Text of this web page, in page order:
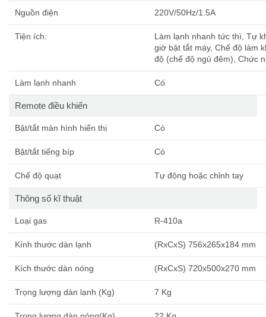
Nguồn điện 220V/50Hz/1.5A
Tiện ích:
Làm lạnh nhanh tức thì, Tự
giờ bật tắt máy, Chế độ làm
độ (chế độ ngủ đêm), Chức
Làm lạnh nhanh Có
Remote điều khiển
Bật/tắt màn hình hiển thị Có
Bật/tắt tiếng bíp Có
Chế độ quạt Tự động hoặc chỉnh tay
Thông số kĩ thuật
Loại gas R-410a
Kính thước dàn lạnh (RxCxS) 756x265x184 mm
Kích thước dàn nóng (RxCxS) 720x500x270 mm
Trọng lượng dàn lạnh (Kg) 7 Kg